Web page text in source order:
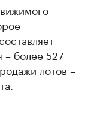
– более 527
лотов –